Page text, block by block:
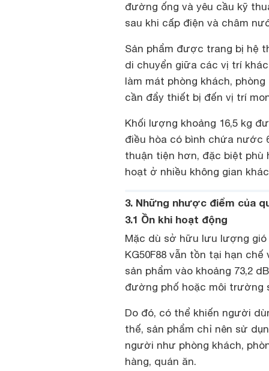
đường ống và yêu cầu kỹ
sau khi cấp điện và châm
Sản phẩm được trang bị hệ
di chuyển giữa các vị trí
làm mát phòng khách,
cần đẩy thiết bị đến vị trí
Khối lượng khoảng 16,5 kg
điều hòa có bình chứa nước
thuận tiện hơn, đặc biệt phù
hoạt ở nhiều không gian
3. Những nhược điểm của
3.1 Ồn khi hoạt động
Mặc dù sở hữu lưu lượng
KG50F88 vẫn tồn tại hạn
sản phẩm vào khoảng 73,2
đường phố hoặc môi trường
Do đó, có thể khiến người
thế, sản phẩm chỉ nên sử
người như phòng khách,
hàng, quán ăn.